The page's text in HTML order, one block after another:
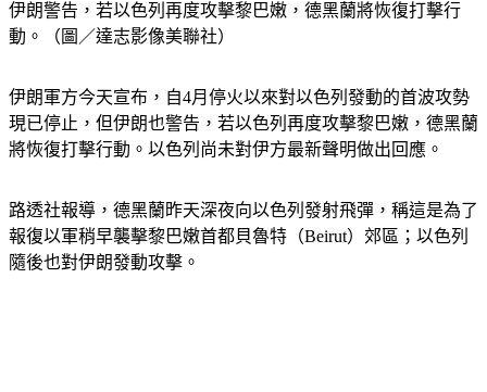
伊朗警告，若以色列再度攻擊黎巴嫩，德黑蘭將恢復打擊行
動。（圖／達志影像美聯社）
伊朗軍方今天宣布，自4月停火以來對以色列發動的首波攻勢
現已停止，但伊朗也警告，若以色列再度攻擊黎巴嫩，德黑蘭
將恢復打擊行動。以色列尚未對伊方最新聲明做出回應。
路透社報導，德黑蘭昨天深夜向以色列發射飛彈，稱這是為了
報復以軍稍早襲擊黎巴嫩首都貝魯特（Beirut）郊區；以色列
隨後也對伊朗發動攻擊。